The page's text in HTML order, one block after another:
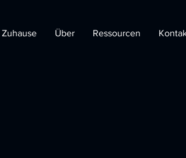
Zuhause Über Ressourcen